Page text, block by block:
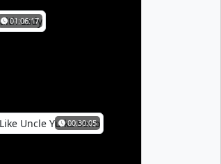
01:06:17
00:30:05